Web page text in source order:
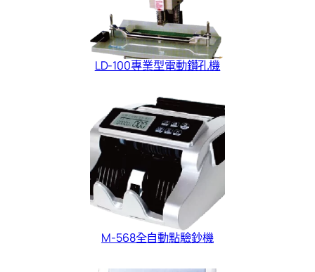
LD-100專業型電動鑽孔機
M-568全自動點驗鈔機